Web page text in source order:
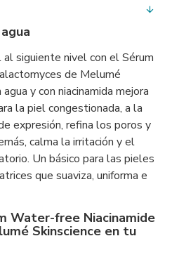
siguiente nivel con el Sérum
de Melumé
y con niacinamida mejora
la piel congestionada, a la
expresión, refina los poros y
calma la irritación y el
Un básico para las pieles
que suaviza, uniforma e
Water-free Niacinamide
Skinscience en tu